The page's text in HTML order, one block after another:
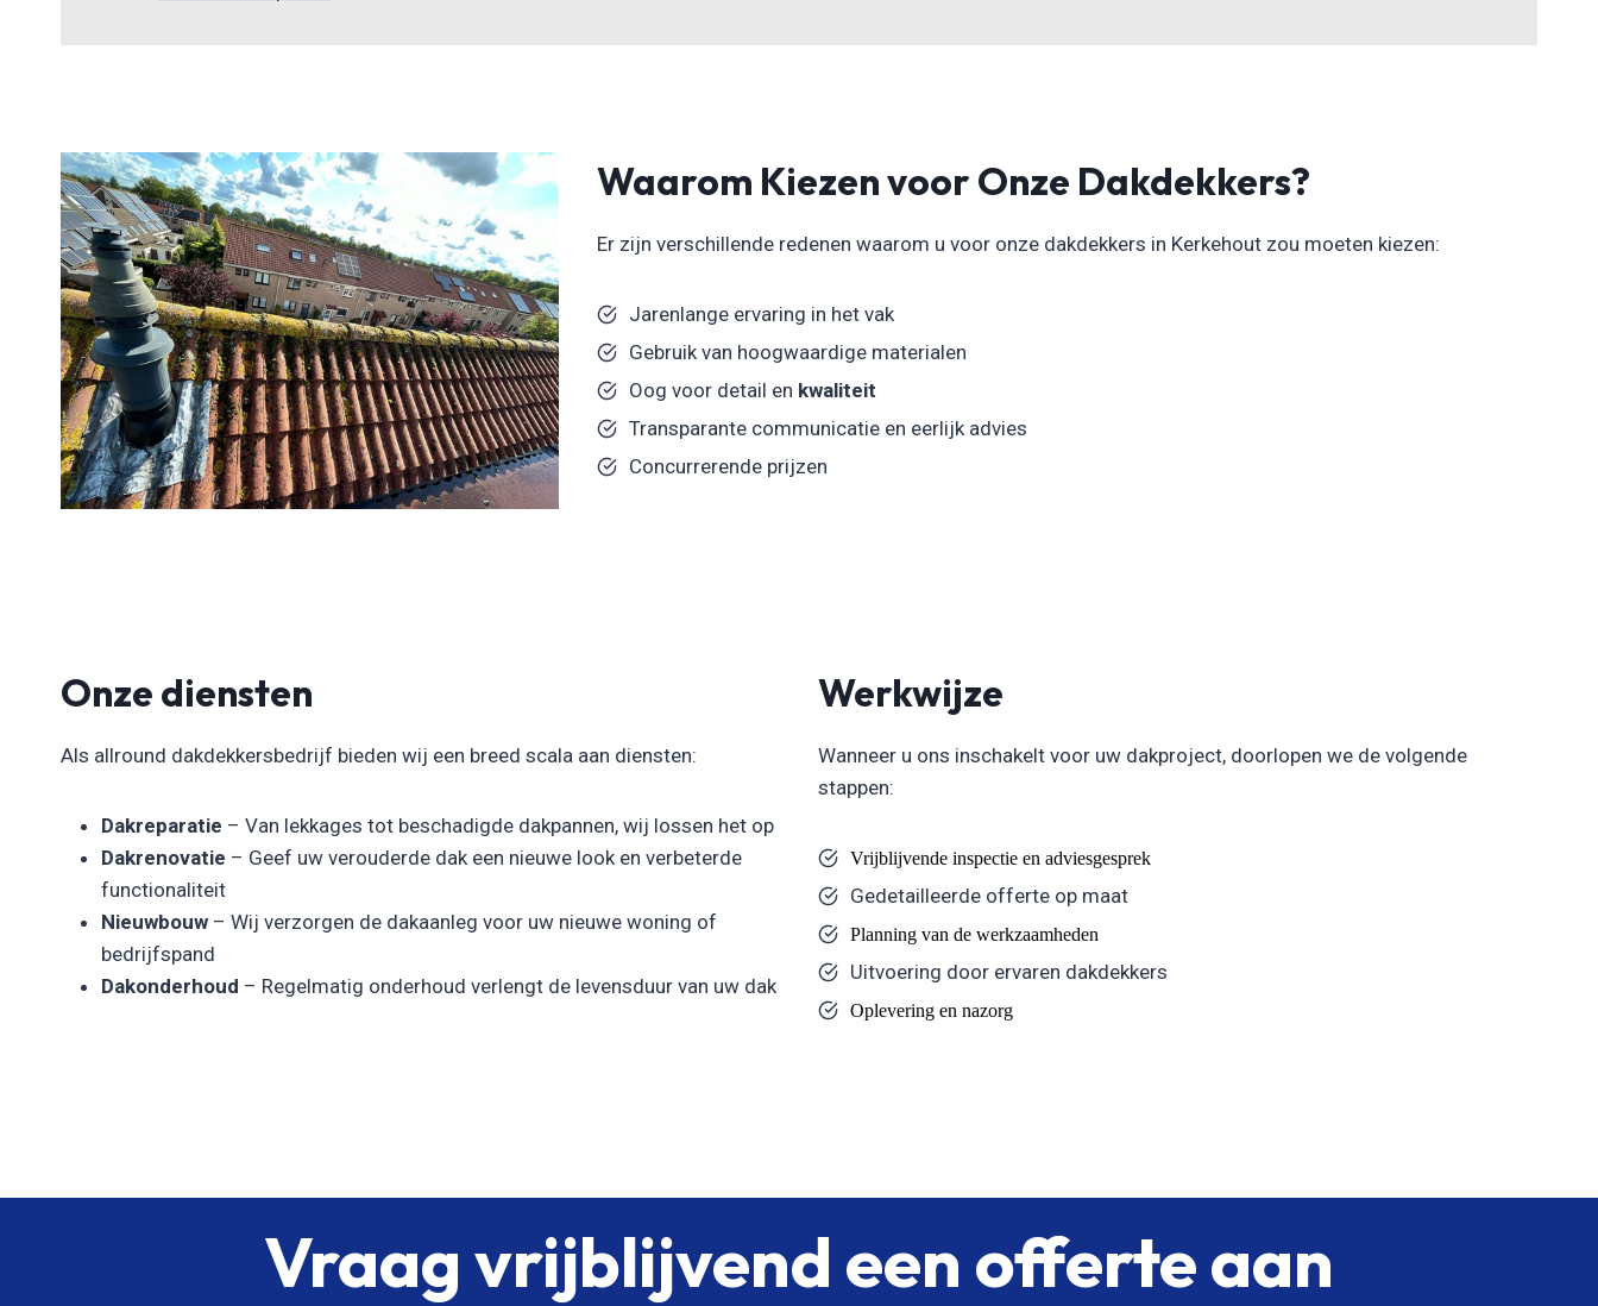
Waarom Kiezen voor Onze Dakdekkers?
Er zijn verschillende redenen waarom u voor onze dakdekkers in Kerkehout zou moeten kiezen:
Jarenlange ervaring in het vak
Gebruik van hoogwaardige materialen
Oog voor detail en kwaliteit
Transparante communicatie en eerlijk advies
Concurrerende prijzen
Onze diensten
Als allround dakdekkersbedrijf bieden wij een breed scala aan diensten:
Dakreparatie – Van lekkages tot beschadigde dakpannen, wij lossen het op
Dakrenovatie – Geef uw verouderde dak een nieuwe look en verbeterde
functionaliteit
Nieuwbouw – Wij verzorgen de dakaanleg voor uw nieuwe woning of
bedrijfspand
Dakonderhoud – Regelmatig onderhoud verlengt de levensduur van uw dak
Werkwijze
Wanneer u ons inschakelt voor uw dakproject, doorlopen we de volgende
stappen:
Vrijblijvende inspectie en adviesgesprek
Gedetailleerde offerte op maat
Planning van de werkzaamheden
Uitvoering door ervaren dakdekkers
Oplevering en nazorg
Vraag vrijblijvend een offerte aan